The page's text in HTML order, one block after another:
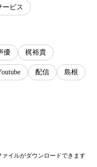
ービス
優 梶裕貴
配信 島根
イルがダウンロードできます